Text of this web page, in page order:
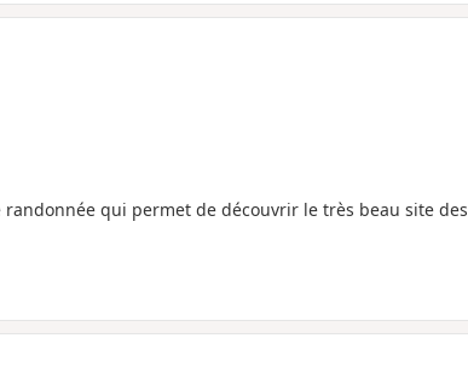
qui permet de découvrir le très beau site des